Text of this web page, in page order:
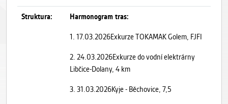
Struktura: Harmonogram tras:
1. 17.03.2026Exkurze TOKAMAK Golem, FJFI
2. 24.03.2026Exkurze do vodní elektrárny
Libčice-Dolany, 4 km
3. 31.03.2026Kyje - Běchovice, 7,5